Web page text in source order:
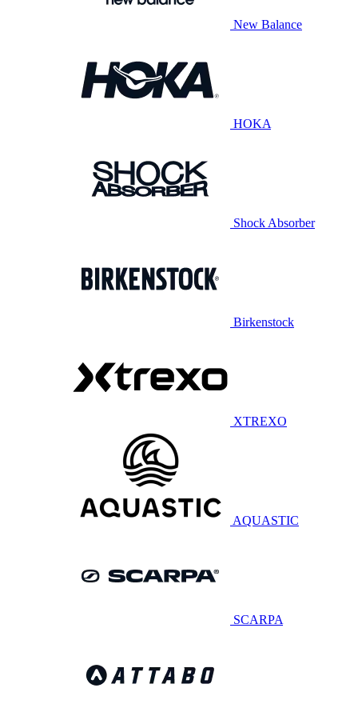
New Balance
HOKA
Shock Absorber
Birkenstock
XTREXO
AQUASTIC
SCARPA